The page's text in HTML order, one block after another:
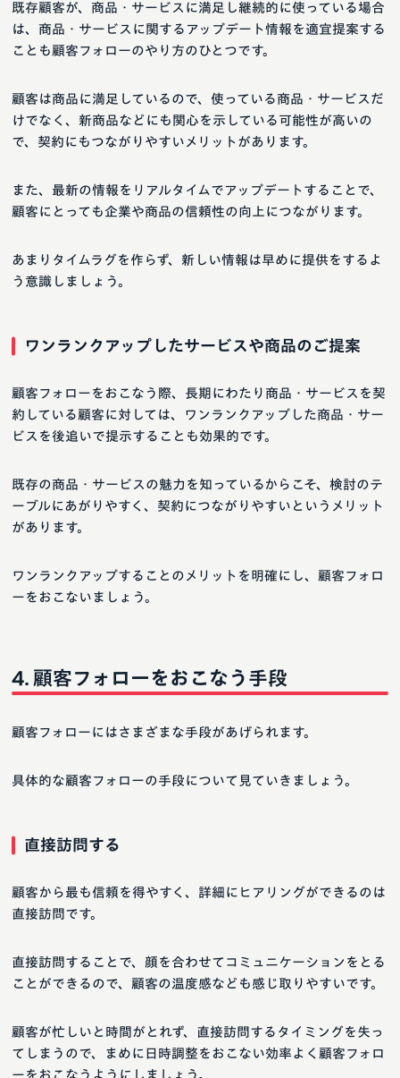
既存顧客が、商品・サービスに満足し継続的に使っている場合
は、商品・サービスに関するアップデート情報を適宜提案する
ことも顧客フォローのやり方のひとつです。
顧客は商品に満足しているので、使っている商品・サービスだ
けでなく、新商品などにも関心を示している可能性が高いの
で、契約にもつながりやすいメリットがあります。
また、最新の情報をリアルタイムでアップデートすることで、
顧客にとっても企業や商品の信頼性の向上につながります。
あまりタイムラグを作らず、新しい情報は早めに提供をするよ
う意識しましょう。
ワンランクアップしたサービスや商品のご提案
顧客フォローをおこなう際、長期にわたり商品・サービスを契
約している顧客に対しては、ワンランクアップした商品・サー
ビスを後追いで提示することも効果的です。
既存の商品・サービスの魅力を知っているからこそ、検討のテ
ーブルにあがりやすく、契約につながりやすいというメリット
があります。
ワンランクアップすることのメリットを明確にし、顧客フォロ
ーをおこないましょう。
顧客フォローをおこなう手段
顧客フォローにはさまざまな手段があげられます。
具体的な顧客フォローの手段について見ていきましょう。
直接訪問する
顧客から最も信頼を得やすく、詳細にヒアリングができるのは
直接訪問です。
直接訪問することで、顔を合わせてコミュニケーションをとる
ことができるので、顧客の温度感なども感じ取りやすいです。
顧客が忙しいと時間がとれず、直接訪問するタイミングを失っ
てしまうので、まめに日時調整をおこない効率よく顧客フォロ
ーをおこなうようにしましょう。